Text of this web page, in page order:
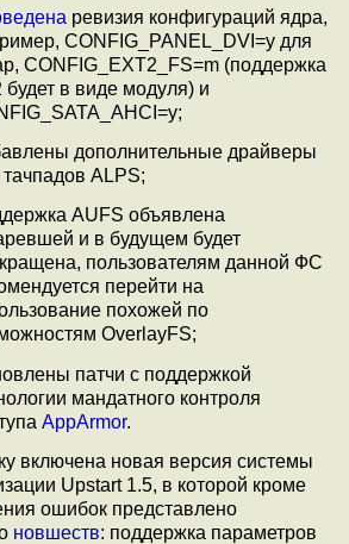
ревизия конфигураций ядра,
CONFIG_PANEL_DVI=y для
CONFIG_EXT2_FS=m (поддержка
будет в виде модуля) и
дополнительные драйверы
тачпадов ALPS;
AUFS объявлена
и в будущем будет
пользователям данной ФС
перейти на
похожей по
OverlayFS;
патчи с поддержкой
мандатного контроля
AppArmor.
включена новая версия системы
Upstart 1.5, в которой кроме
ошибок представлено
новшеств: поддержка параметров